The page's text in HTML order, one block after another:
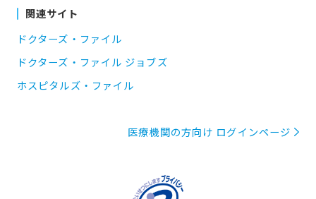
関連サイト
ドクターズ・ファイル
ドクターズ・ファイル ジョブズ
ホスピタルズ・ファイル
医療機関の方向け ログインページ